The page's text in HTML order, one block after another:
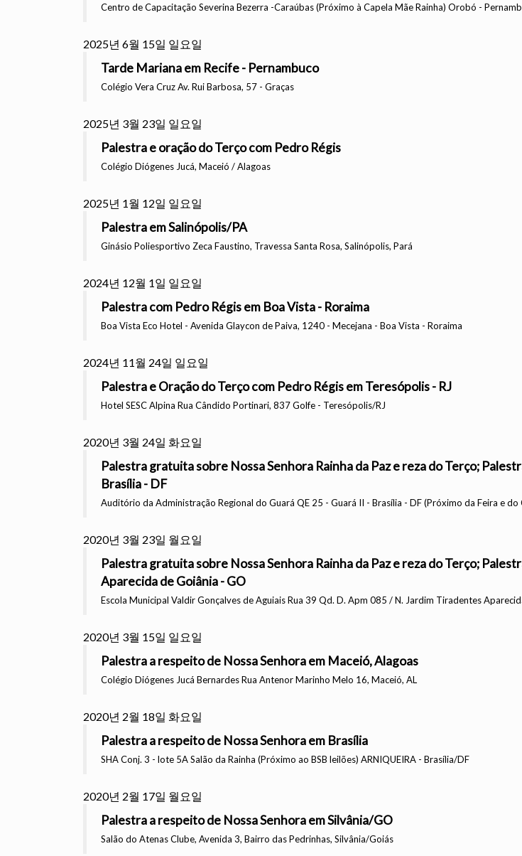
Centro de Capacitação Severina Bezerra -Caraúbas (Próximo à Capela Mãe Rainha) Orobó -
2025년 6월 15일 일요일
Tarde Mariana em Recife - Pernambuco
Colégio Vera Cruz Av. Rui Barbosa, 57 - Graças
2025년 3월 23일 일요일
Palestra e oração do Terço com Pedro Régis
Colégio Diógenes Jucá, Maceió / Alagoas
2025년 1월 12일 일요일
Palestra em Salinópolis/PA
Ginásio Poliesportivo Zeca Faustino, Travessa Santa Rosa, Salinópolis, Pará
2024년 12월 1일 일요일
Palestra com Pedro Régis em Boa Vista - Roraima
Boa Vista Eco Hotel - Avenida Glaycon de Paiva, 1240 - Mecejana - Boa Vista - Roraima
2024년 11월 24일 일요일
Palestra e Oração do Terço com Pedro Régis em Teresópolis - RJ
Hotel SESC Alpina Rua Cândido Portinari, 837 Golfe - Teresópolis/RJ
2020년 3월 24일 화요일
Palestra gratuita sobre Nossa Senhora Rainha da Paz e reza do Terço;
Brasília - DF
Auditório da Administração Regional do Guará QE 25 - Guará II - Brasília - DF (Próximo da Feira e do
2020년 3월 23일 월요일
Palestra gratuita sobre Nossa Senhora Rainha da Paz e reza do Terço;
Aparecida de Goiânia - GO
Escola Municipal Valdir Gonçalves de Aguiais Rua 39 Qd. D. Apm 085 / N. Jardim Tiradentes
2020년 3월 15일 일요일
Palestra a respeito de Nossa Senhora em Maceió, Alagoas
Colégio Diógenes Jucá Bernardes Rua Antenor Marinho Melo 16, Maceió, AL
2020년 2월 18일 화요일
Palestra a respeito de Nossa Senhora em Brasília
SHA Conj. 3 - lote 5A Salão da Rainha (Próximo ao BSB leilões) ARNIQUEIRA - Brasília/DF
2020년 2월 17일 월요일
Palestra a respeito de Nossa Senhora em Silvânia/GO
Salão do Atenas Clube, Avenida 3, Bairro das Pedrinhas, Silvânia/Goiás